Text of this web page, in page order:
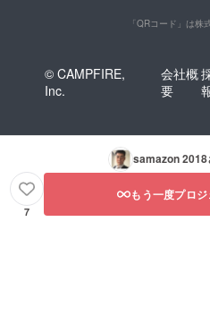
「QRコード」は株
© CAMPFIRE,
Inc.
会社概
要
samazon 2018
7
もう一度プロ